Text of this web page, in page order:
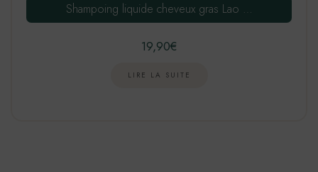
Shampoing liquide cheveux gras Lao …
19,90€
LIRE LA SUITE